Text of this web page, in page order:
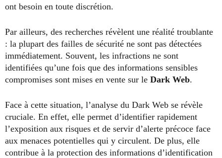
ont besoin en toute discrétion.
Par ailleurs, des recherches révèlent une réalité troublante
: la plupart des failles de sécurité ne sont pas détectées
immédiatement. Souvent, les infractions ne sont
identifiées qu’une fois que des informations sensibles
compromises sont mises en vente sur le Dark Web.
Face à cette situation, l’analyse du Dark Web se révèle
cruciale. En effet, elle permet d’identifier rapidement
l’exposition aux risques et de servir d’alerte précoce face
aux menaces potentielles qui y circulent. De plus, elle
contribue à la protection des informations d’identification